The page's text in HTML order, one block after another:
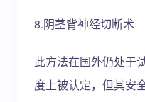
8.阴茎背神经切断术
此方法在国外仍处于
度上被认定，但其安